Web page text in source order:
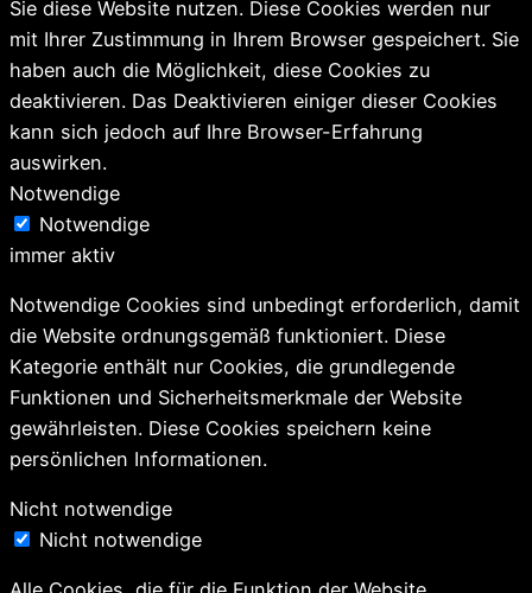
Sie diese Website nutzen. Diese Cookies werden nur
mit Ihrer Zustimmung in Ihrem Browser gespeichert. Sie
haben auch die Möglichkeit, diese Cookies zu
deaktivieren. Das Deaktivieren einiger dieser Cookies
kann sich jedoch auf Ihre Browser-Erfahrung
auswirken.
Notwendige
Notwendige
immer aktiv
Notwendige Cookies sind unbedingt erforderlich, damit
die Website ordnungsgemäß funktioniert. Diese
Kategorie enthält nur Cookies, die grundlegende
Funktionen und Sicherheitsmerkmale der Website
gewährleisten. Diese Cookies speichern keine
persönlichen Informationen.
Nicht notwendige
Nicht notwendige